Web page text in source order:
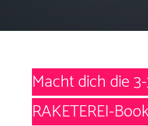
Macht dich die
RAKETEREI-